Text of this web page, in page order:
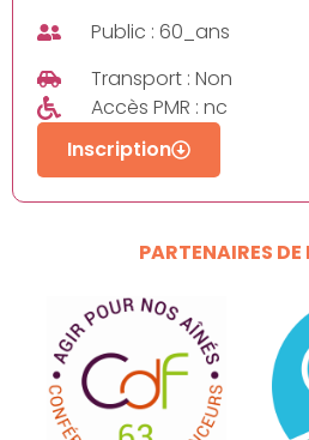
Public : 60_ans
Transport : Non
Accès PMR : nc
Inscription
PARTENAIRES DE